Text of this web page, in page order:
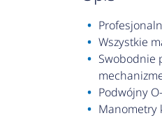
Wszystkie
Swobodnie
Podwójny
Manometry